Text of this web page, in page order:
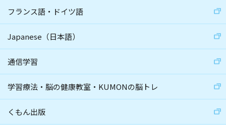
フランス語・ドイツ語
Japanese（日本語）
通信学習
学習療法・脳の健康教室・KUMONの脳トレ
くもん出版